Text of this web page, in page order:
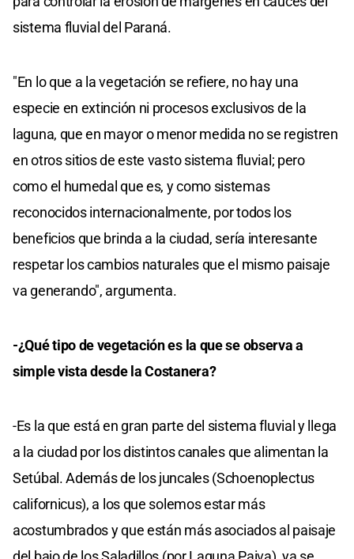
sistema fluvial del Paraná.
"En lo que a la vegetación se refiere, no hay una
especie en extinción ni procesos exclusivos de la
laguna, que en mayor o menor medida no se registren
en otros sitios de este vasto sistema fluvial; pero
como el humedal que es, y como sistemas
reconocidos internacionalmente, por todos los
beneficios que brinda a la ciudad, sería interesante
respetar los cambios naturales que el mismo paisaje
va generando", argumenta.
-¿Qué tipo de vegetación es la que se observa a
simple vista desde la Costanera?
-Es la que está en gran parte del sistema fluvial y llega
a la ciudad por los distintos canales que alimentan la
Setúbal. Además de los juncales (Schoenoplectus
californicus), a los que solemos estar más
acostumbrados y que están más asociados al paisaje